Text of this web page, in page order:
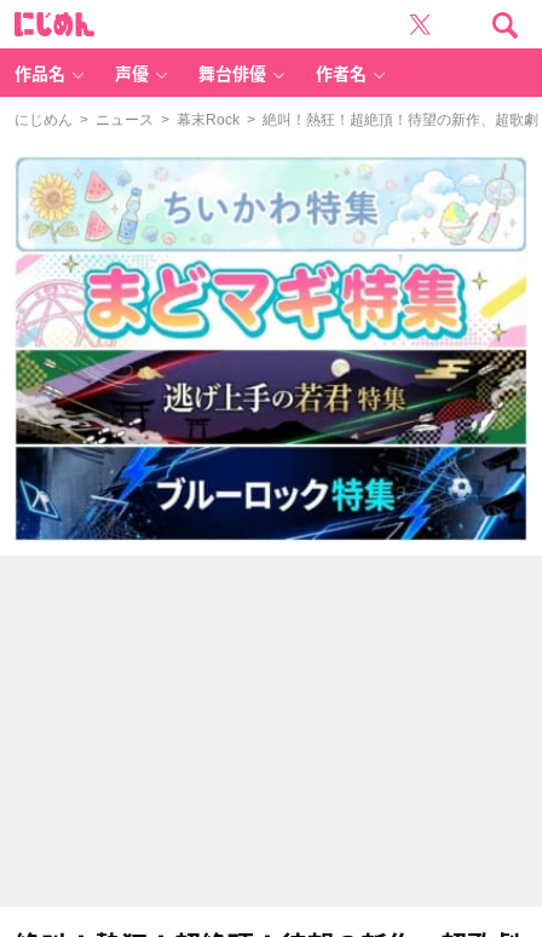
作品名 声優 舞台俳優 作者名
にじめん > ニュース > 幕末Rock > 絶叫！熱狂！超絶頂！待望の新作、超歌